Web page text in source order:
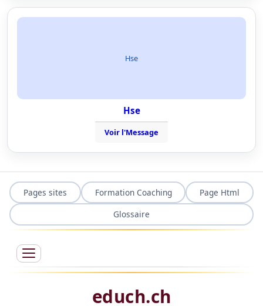
Hse
Hse
Voir l'Message
Pages sites Formation Coaching
Page Html
Glossaire
educh.ch